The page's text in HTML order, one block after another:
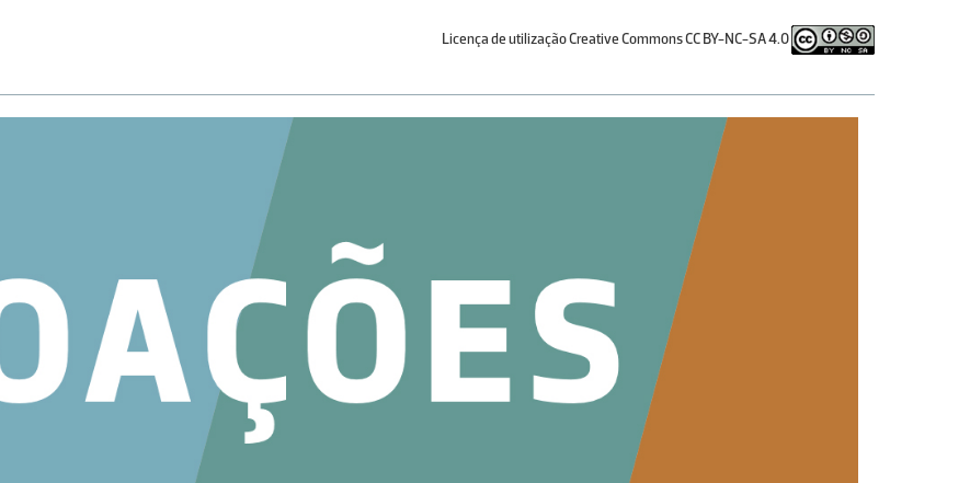
Licença de utilização Creative Commons CC BY-NC-SA 4.0